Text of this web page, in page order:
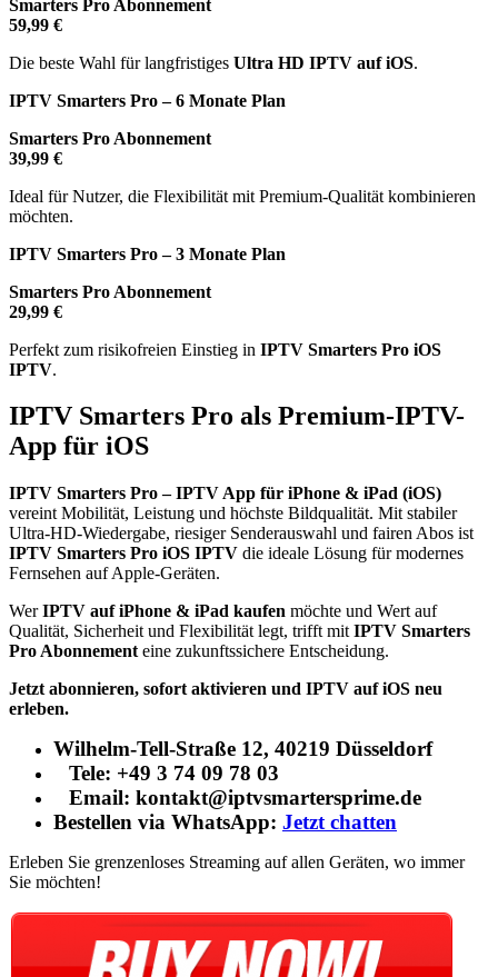
Smarters Pro Abonnement
59,99 €
Die beste Wahl für langfristiges Ultra HD IPTV auf iOS.
IPTV Smarters Pro – 6 Monate Plan
Smarters Pro Abonnement
39,99 €
Ideal für Nutzer, die Flexibilität mit Premium-Qualität kombinieren
möchten.
IPTV Smarters Pro – 3 Monate Plan
Smarters Pro Abonnement
29,99 €
Perfekt zum risikofreien Einstieg in IPTV Smarters Pro iOS
IPTV.
IPTV Smarters Pro als Premium-IPTV-
App für iOS
IPTV Smarters Pro – IPTV App für iPhone & iPad (iOS)
vereint Mobilität, Leistung und höchste Bildqualität. Mit stabiler
Ultra-HD-Wiedergabe, riesiger Senderauswahl und fairen Abos ist
IPTV Smarters Pro iOS IPTV die ideale Lösung für modernes
Fernsehen auf Apple-Geräten.
WerIPTV auf iPhone & iPad kaufen möchte und Wert auf
Qualität, Sicherheit und Flexibilität legt, trifft mit IPTV Smarters
Pro Abonnement eine zukunftssichere Entscheidung.
Jetzt abonnieren, sofort aktivieren und IPTV auf iOS neu
erleben.
Wilhelm-Tell-Straße 12, 40219 Düsseldorf
Tele: +49 3 74 09 78 03
Email: kontakt@iptvsmartersprime.de
Bestellen via WhatsApp: Jetzt chatten
Erleben Sie grenzenloses Streaming auf allen Geräten, wo immer
Sie möchten!